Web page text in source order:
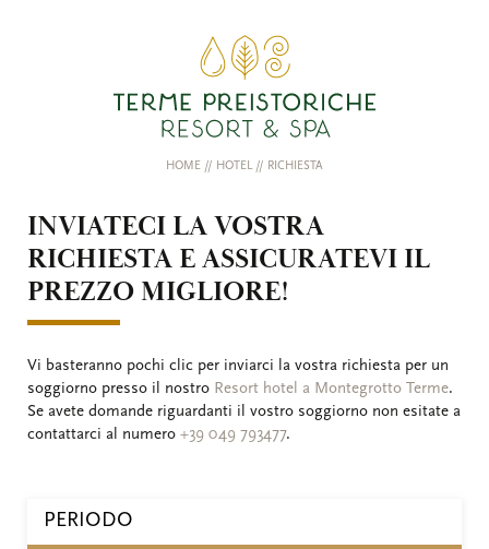
HOME // HOTEL // RICHIESTA
INVIATECI LA VOSTRA
RICHIESTA E ASSICURATEVI IL
PREZZO MIGLIORE!
Vi basteranno pochi clic per inviarci la vostra richiesta per un
soggiorno presso il nostro Resort hotel a Montegrotto Terme.
Se avete domande riguardanti il vostro soggiorno non esitate a
contattarci al numero +39 049 793477.
PERIODO